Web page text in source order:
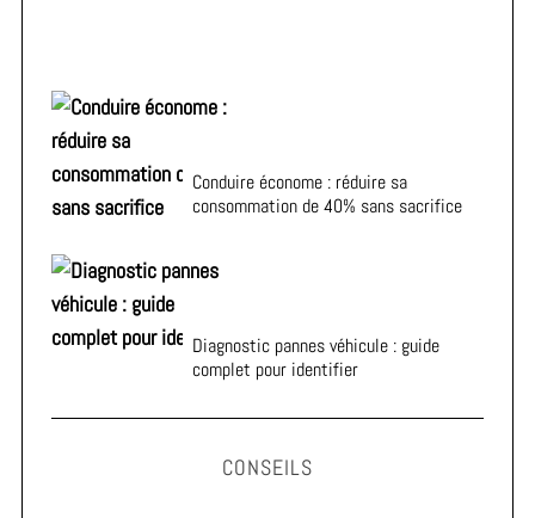
Conduire économe : réduire sa
consommation de 40% sans sacrifice
Diagnostic pannes véhicule : guide
complet pour identifier
CONSEILS